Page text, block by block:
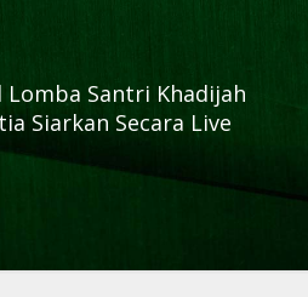
Lomba Santri Khadijah
Siarkan Secara Live